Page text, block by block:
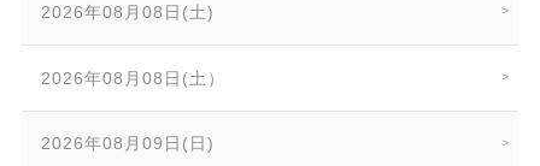
2026年08月08日(土)
2026年08月08日(土）
2026年08月09日(日)